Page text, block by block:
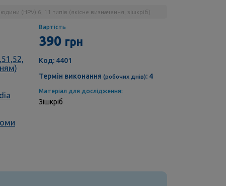
(HPV) 6, 11 типів (якісне визначення, зішкріб)
Вартість
390 грн
Код: 4401
Термін виконання (робочих днів): 4
Матеріал для дослідження:
Зішкріб